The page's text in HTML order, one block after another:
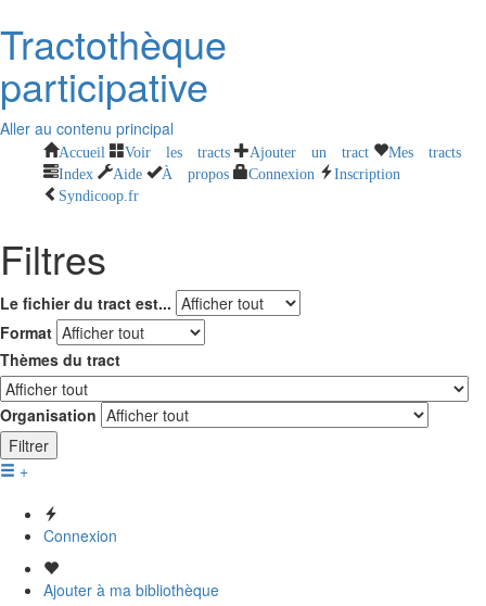
Tractothèque
participative
Aller au contenu principal
Accueil Voir les tracts Ajouter un tract
Mes tracts
Index
Aide À propos Connexion
Inscription
Syndicoop.fr
Filtres
Le fichier du tract est...
Format
Thèmes du tract
Organisation
Filtrer
+
Connexion
Ajouter à ma bibliothèque